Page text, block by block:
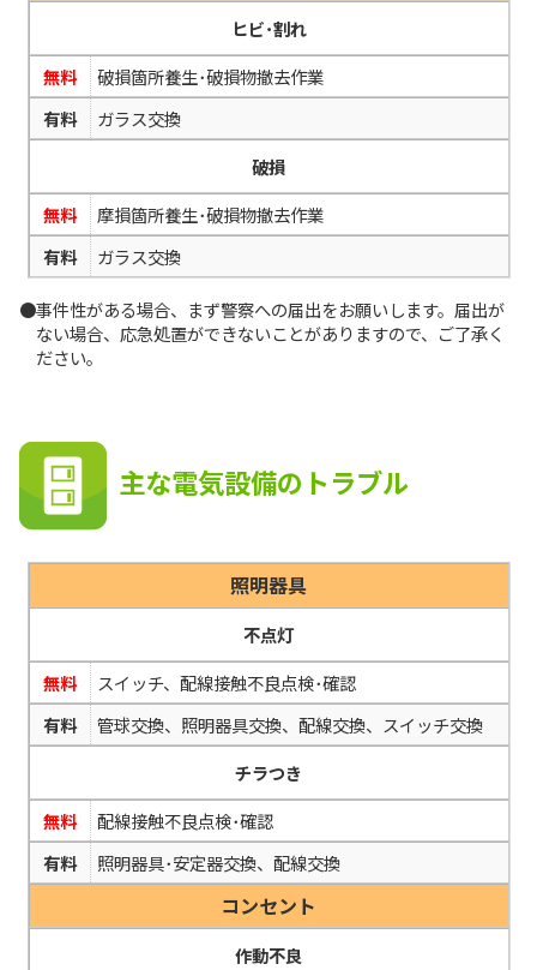
ヒビ･割れ
無料
破損箇所養生･破損物撤去作業
有料
ガラス交換
破損
無料
摩損箇所養生･破損物撤去作業
有料
ガラス交換
●事件性がある場合、まず警察への届出をお願いします。届出が
ない場合、応急処置ができないことがありますので、ご了承く
ださい。
主な電気設備のトラブル
照明器具
不点灯
無料
スイッチ、配線接触不良点検･確認
有料
管球交換、照明器具交換、配線交換、スイッチ交換
チラつき
無料
配線接触不良点検･確認
有料
照明器具･安定器交換、配線交換
コンセント
作動不良